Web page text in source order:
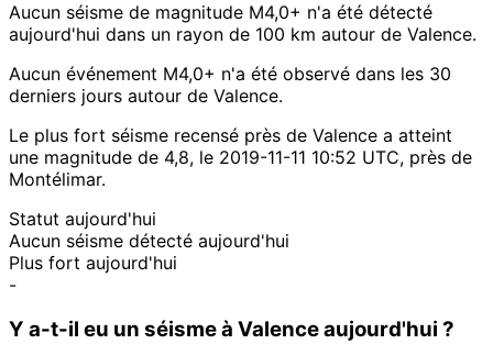
Aucun séisme de magnitude M4,0+ n'a été détecté
aujourd'hui dans un rayon de 100 km autour de Valence.
Aucun événement M4,0+ n'a été observé dans les 30
derniers jours autour de Valence.
Le plus fort séisme recensé près de Valence a atteint
une magnitude de 4,8, le 2019-11-11 10:52 UTC, près de
Montélimar.
Statut aujourd'hui
Aucun séisme détecté aujourd'hui
Plus fort aujourd'hui
-
Y a-t-il eu un séisme à Valence aujourd'hui ?